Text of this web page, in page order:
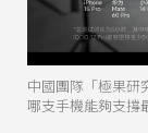
中國團隊「極果研
哪支手機能夠支撐